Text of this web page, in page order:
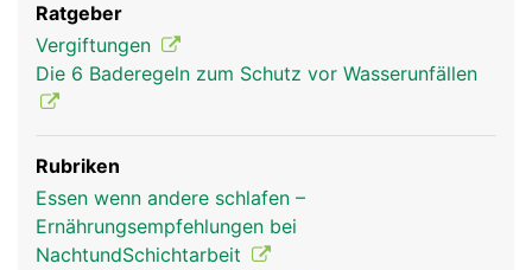
Ratgeber
Vergiftungen
Die 6 Baderegeln zum Schutz vor Wasserunfällen
Rubriken
Essen wenn andere schlafen –
Ernährungsempfehlungen bei
NachtundSchichtarbeit